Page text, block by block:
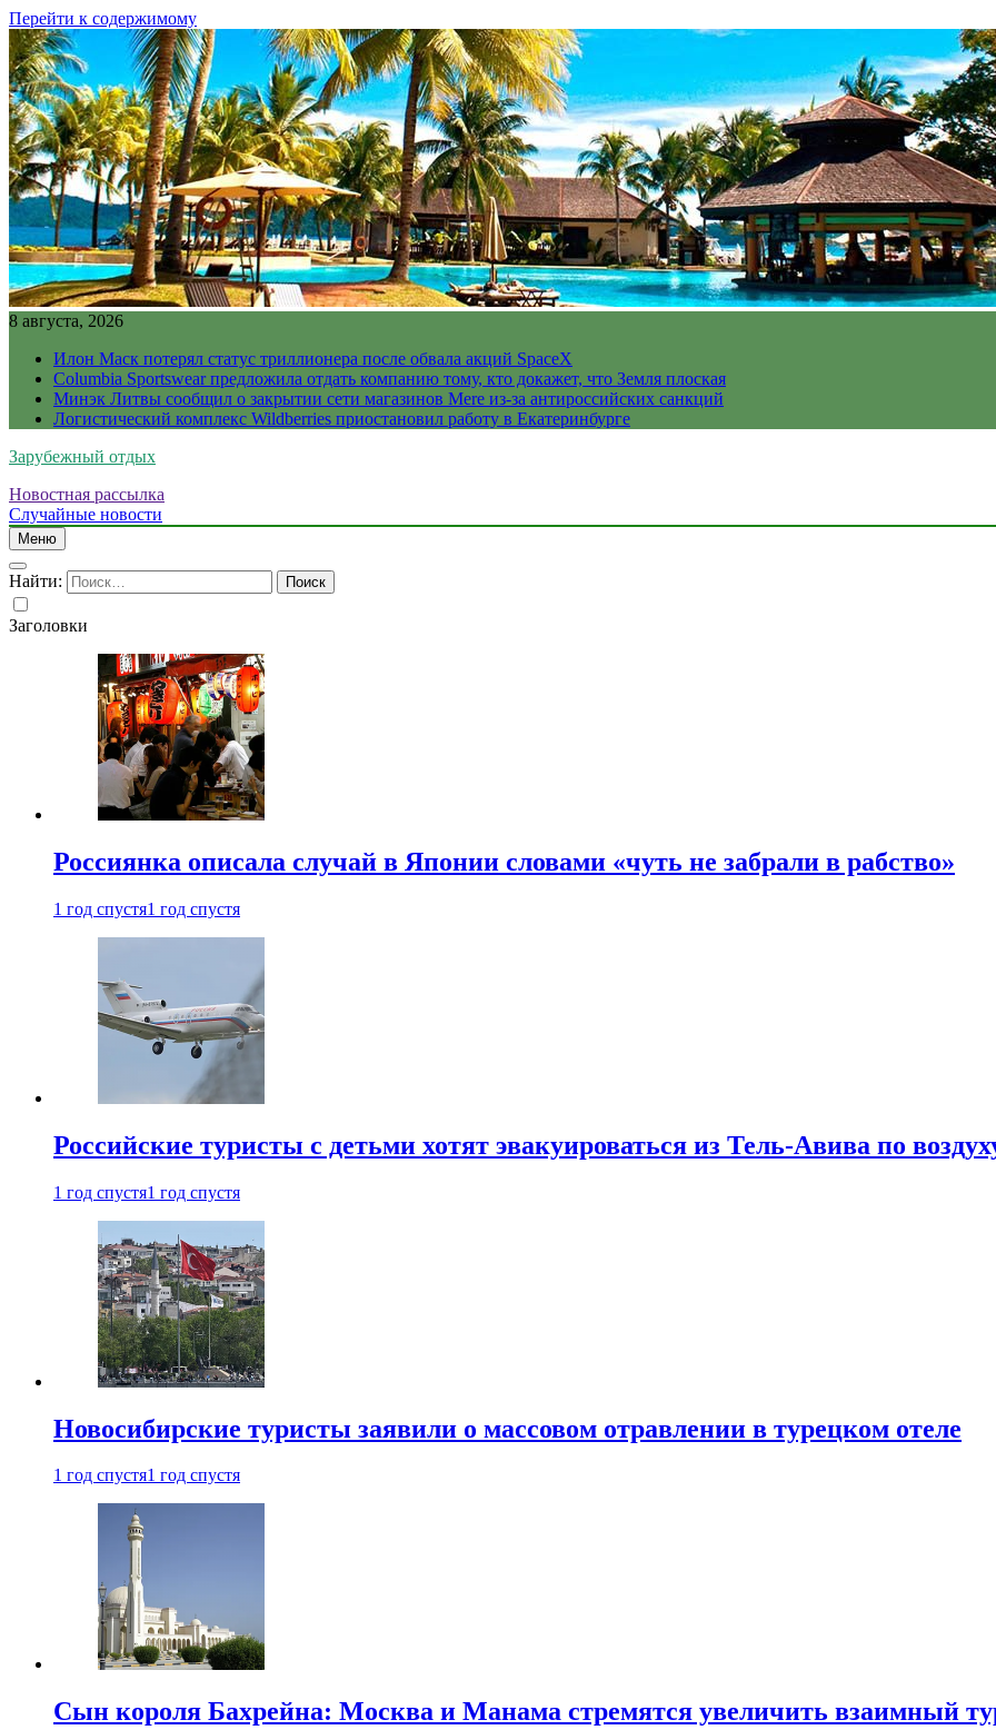
Перейти к содержимому
8 августа, 2026
Илон Маск потерял статус триллионера после обвала акций SpaceX
Columbia Sportswear предложила отдать компанию тому, кто докажет, что Земля плоская
Минэк Литвы сообщил о закрытии сети магазинов Mere из-за антироссийских санкций
Логистический комплекс Wildberries приостановил работу в Екатеринбурге
Зарубежный отдых
Новостная рассылка
Случайные новости
Меню
Найти:
Заголовки
Россиянка описала случай в Японии словами «чуть не забрали в рабство»
1 год спустя1 год спустя
Российские туристы с детьми хотят эвакуироваться из Тель-Авива по
1 год спустя1 год спустя
Новосибирские туристы заявили о массовом отравлении в турецком отеле
1 год спустя1 год спустя
Сын короля Бахрейна: Москва и Манама стремятся увеличить взаимный